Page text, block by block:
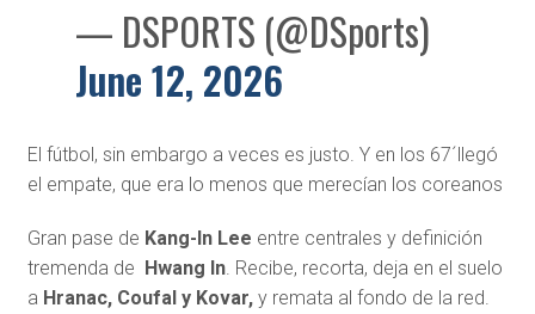
— DSPORTS (@DSports)
June 12, 2026
El fútbol, sin embargo a veces es justo. Y en los 67´llegó
el empate, que era lo menos que merecían los coreanos
Gran pase de Kang-In Lee entre centrales y definición
tremenda de Hwang In. Recibe, recorta, deja en el suelo
a Hranac, Coufal y Kovar,y remata al fondo de la red.